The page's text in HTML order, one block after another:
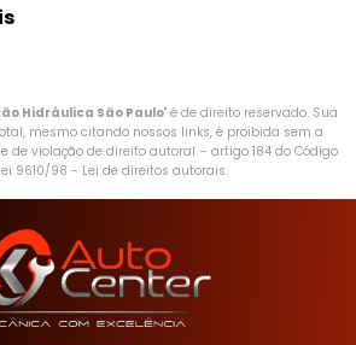
Hidráulica São Paulo" é de direito reservado. Sua
mesmo citando nossos links, é proibida sem a
de violação de direito autoral – artigo 184 do Código
9610/98 - Lei de direitos autorais.